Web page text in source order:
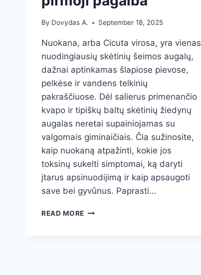
By Dovydas A. September 18, 2025
Nuokana, arba Cicuta virosa, yra vienas
nuodingiausių skėtinių šeimos augalų,
dažnai aptinkamas šlapiose pievose,
pelkėse ir vandens telkinių
pakraščiuose. Dėl salierus primenančio
kvapo ir tipiškų baltų skėtinių žiedynų
augalas neretai supainiojamas su
valgomais giminaičiais. Čia sužinosite,
kaip nuokaną atpažinti, kokie jos
toksinų sukelti simptomai, ką daryti
įtarus apsinuodijimą ir kaip apsaugoti
save bei gyvūnus. Paprasti…
READ MORE NUOKANA